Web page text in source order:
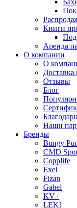
Книги
Аренда
О компании
О
Доставка
Отзывы
Блог
Наши
Бренды
Bungy
CMD
Copplife
Exel
Fizan
Gabel
KV+
LEKI